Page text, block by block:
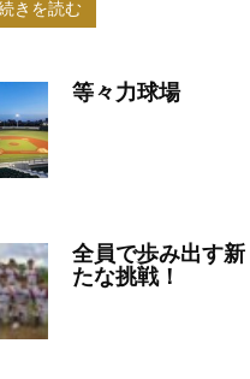
きを読む
等々力球場
全員で歩み出す新
たな挑戦！